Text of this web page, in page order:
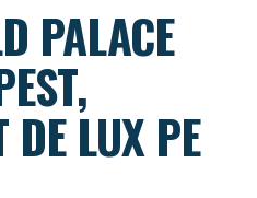
PALACE
LUX PE